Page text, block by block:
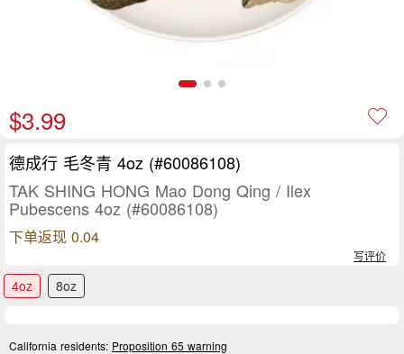
$3.99
德成行 毛冬青 4oz (#60086108)
TAK SHING HONG Mao Dong Qing / Ilex
Pubescens 4oz (#60086108)
下单返现 0.04
写评价
4oz 8oz
California residents: Proposition 65 warning